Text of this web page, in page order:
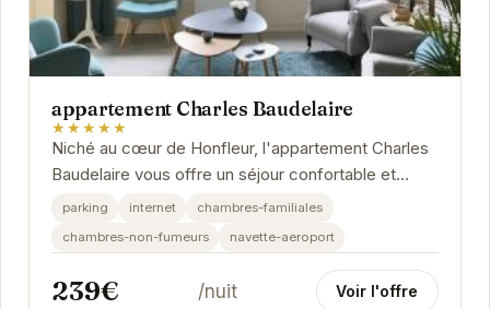
appartement Charles Baudelaire
★★★★★
Niché au cœur de Honfleur, l'appartement Charles
Baudelaire vous offre un séjour confortable et
élégant. À proximité des attractions...
parking internet
chambres-familiales
chambres-non-fumeurs
navette-aeroport
239€ /nuit Voir l'offre